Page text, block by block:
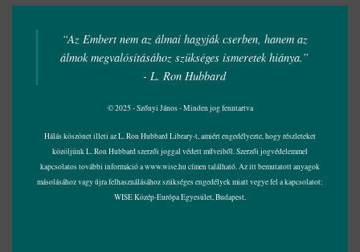
“Az Embert nem az álmai hagyják cserben, hanem az
álmok megvalósításához szükséges ismeretek hiánya.”
- L. Ron Hubbard
© 2025 - Szőnyi János - Minden jog fenntartva
Hálás köszönet illeti az L. Ron Hubbard Library-t, amiért engedélyezte, hogy részleteket
közöljünk L. Ron Hubbard szerzői joggal védett műveiből. Szerzői jogvédelemmel
kapcsolatos további információ awww.wise.hucímen található. Az itt bemutatott anyagok
másolásához vagy újra felhasználásához szükséges engedélyek miatt vegye fel a kapcsolatot:
WISE Közép-Európa Egyesület, Budapest.